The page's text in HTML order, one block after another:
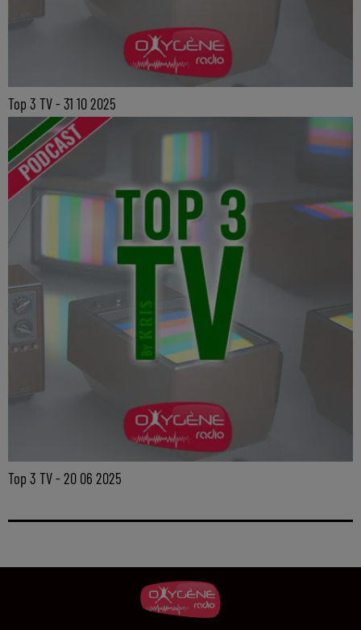
Top 3 TV - 31 10 2025
Top 3 TV - 20 06 2025